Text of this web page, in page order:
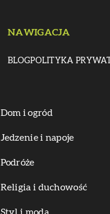
NAWIGACJA
BLOG POLITYKA
Dom i ogród
Jedzenie i napoje
Podróże
Religia i duchowość
Styl i moda